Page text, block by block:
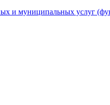
и муниципальных услуг